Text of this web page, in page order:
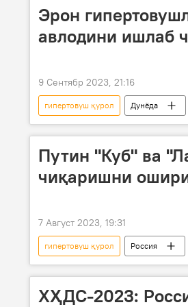
Эрон
авлодини ишлаб
9 Сентябр 2023, 21:16
гипертовуш қурол Дунёда
Путин "Куб" ва
чиқаришни
7 Август 2023, 19:31
гипертовуш қурол Россия
ХҲДС-2023: